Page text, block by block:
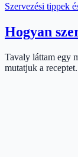
Szervezési tippek
Hogyan
Tavaly láttam egy
mutatjuk a receptet.